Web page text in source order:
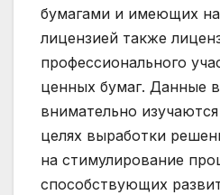
бумагами и имеющих
лицензией также
профессионального
ценных бумаг. Данные
внимательно
целях выработки
на стимулирование
способствующих